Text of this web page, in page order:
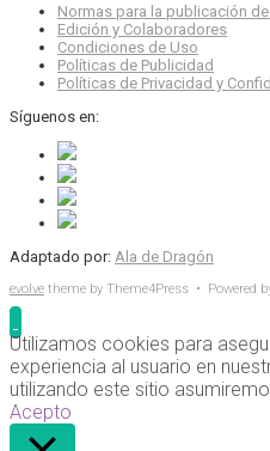
Normas para la publicación
Edición y Colaboradores
Condiciones de Uso
Políticas de Publicidad
Políticas de Privacidad y
Síguenos en:
Adaptado por: Ala de Dragón
evolve theme by Theme4Press • Powered
Utilizamos cookies para
experiencia al usuario en
utilizando este sitio
Acepto